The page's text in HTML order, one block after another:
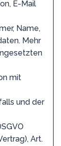
E-Mail
Name,
Mehr
mit
und der
Art.